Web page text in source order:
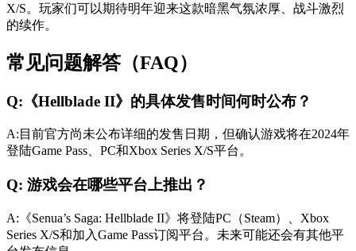
X/S。玩家们可以期待明年迎来这款暗黑气氛浓厚、战斗激烈
的续作。
常见问题解答（FAQ）
Q:《Hellblade II》的具体发售时间何时公布？
A:目前官方尚未公布详细的发售日期，但确认游戏将在2024年
登陆Game Pass、PC和Xbox Series X/S平台。
Q: 游戏会在哪些平台上推出？
A:《Senua’s Saga: Hellblade II》将登陆PC（Steam）、Xbox
Series X/S和加入Game Pass订阅平台。未来可能还会有其他平